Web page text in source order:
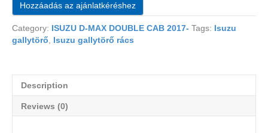
Hozzáadás az ajánlatkéréshez
Category: ISUZU D-MAX DOUBLE CAB 2017- Tags: Isuzu
gallytörő, Isuzu gallytörő rács
Description
Reviews (0)